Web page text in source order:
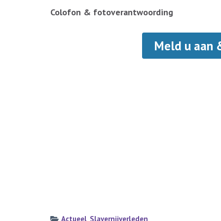
Colofon & fotoverantwoording
Meld u aan
Actueel, Slavernijverleden